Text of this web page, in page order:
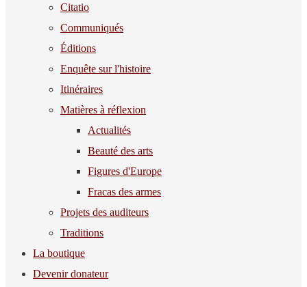
Citatio
Communiqués
Éditions
Enquête sur l'histoire
Itinéraires
Matières à réflexion
Actualités
Beauté des arts
Figures d'Europe
Fracas des armes
Projets des auditeurs
Traditions
La boutique
Devenir donateur